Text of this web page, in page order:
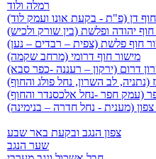
רמלה ולוד
דן (פ"ת - בקעת אונו ועמק לוד)
יהודה ופלשת (בין שורק ולכיש)
חוף פלשת (צפית – רבדים – נען)
מישור חוף דרומי (מרחב שקמה)
דרום (ירקון – רעננה -כפר סבא)
(נתניה, לב השרון, נחל פולג והחוף)
(עמק חפר -נחל אלכסנדר והחוף)
צפון (מענית - נחל חדרה – בנימינה)
צפון הנגב ובקעת באר שבע
שער הנגב